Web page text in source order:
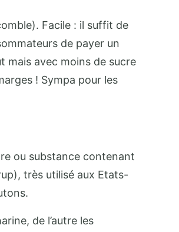
Facile : il suffit de
de payer un
mais avec moins de sucre
! Sympa pour les
ou substance contenant
très utilisé aux Etats-
de l’autre les